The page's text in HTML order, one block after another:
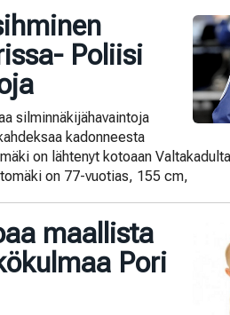
Poliisi
silminnäkijähavaintoja
kadonneesta
on lähtenyt kotoaan
on 77-vuotias, 155 cm,
maallista
Pori